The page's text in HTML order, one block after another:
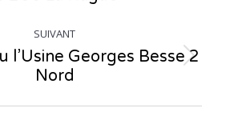
SUIVANT
Projets
l’Usine Georges Besse 2
Nord